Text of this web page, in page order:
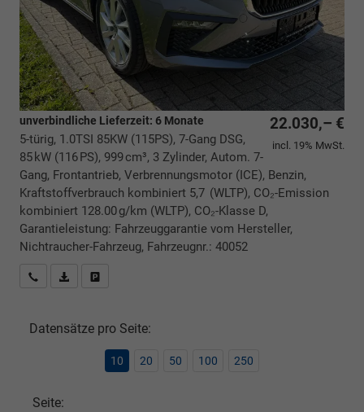
22.030,– €
incl. 19% MwSt.
unverbindliche Lieferzeit: 6 Monate
5-türig, 1.0TSI 85KW (115PS), 7-Gang DSG,
85 kW (116 PS), 999 cm³, 3 Zylinder, Autom. 7-
Gang, Frontantrieb, Verbrennungsmotor (ICE), Benzin,
Kraftstoffverbrauch kombiniert 5,7 (WLTP), CO₂-Emission
kombiniert 128.00 g/km (WLTP), CO₂-Klasse D,
Garantieleistung: Fahrzeuggarantie vom Hersteller,
Nichtraucher-Fahrzeug, Fahrzeugnr.: 40052
Rückrufbitte absenden
PDF-Datei, Fahrzeugexposé drucken
Datensätze pro Seite:
10 20 50 100 250
Seite: